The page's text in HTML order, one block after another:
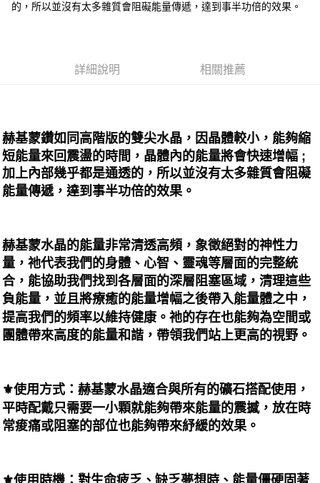
每筆NT$80，滿NT$3,000(含以上)免運費
郵局幫你送（離島）
每筆NT$80，滿NT$3,000(含以上)免運費
的，所以並沒有太多雜質會阻礙能量傳遞，達到事半功倍的效果。
詳細說明 相關推薦
赫基蒙鑽如同高階版的雙尖水晶，因晶體較小，能夠縮
短能量來回震盪的時間，晶體內的能量將會快速增幅 ;
加上內部幾乎都是通透的，所以並沒有太多雜質會阻礙
能量傳遞，達到事半功倍的效果。
赫基蒙水晶的能量非常清透高頻，象徵絕對的神性力
量，祂代表我們的身體、心智、靈魂等層面的完整統
合，能協助我們找到各層面的深層阻塞區域，清理這些
負能量，並且將療癒的能量增幅之後帶入能量體之中，
提高我們的頻率以維持健康。祂的存在也能夠為空間或
團體帶來高度的能量和諧，帶領我們站上更高的視野。
⚜️使用方式：赫基蒙水晶適合與所有的礦石搭配使用，
平時配戴只需要一小顆就能夠帶來能量的震撼，放在時
常痠痛或阻塞的部位也能夠帶來紓緩的效果。